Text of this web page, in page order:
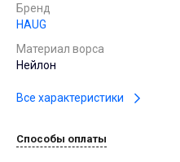
Бренд
HAUG
Материал ворса
Нейлон
Все характеристики
Способы оплаты